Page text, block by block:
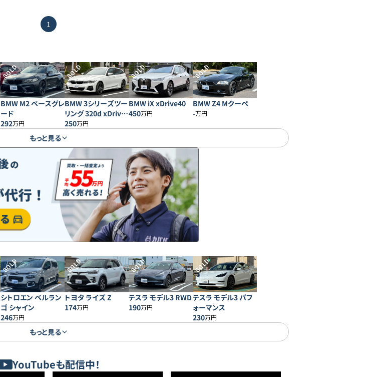
1
SOLD
BMW M2 ベースグレ
ード
292万円
SOLD
BMW 3シリーズツー
リング 320d xDrive
Mスポーツ
250万円
SOLD
BMW iX xDrive40
450万円
SOLD
BMW Z4 Mクーペ
-万円
もっと見る
SOLD
シトロエン ベルラン
ゴ シャイン
246万円
SOLD
トヨタ ライズ Z
174万円
SOLD
テスラ モデル3 RWD
190万円
SOLD
テスラ モデル3 パフ
ォーマンス
230万円
もっと見る
YouTubeも配信中！